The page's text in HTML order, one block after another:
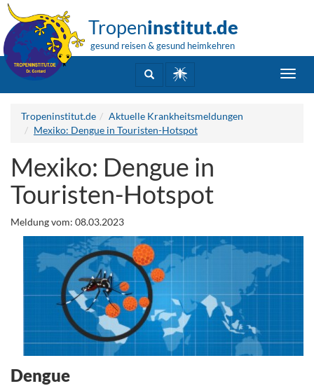
Tropeninstitut.de
gesund reisen & gesund heimkehren
Tropeninstitut.de
Aktuelle Krankheitsmeldungen
Mexiko: Dengue in Touristen-Hotspot
Mexiko: Dengue in
Touristen-Hotspot
Meldung vom: 08.03.2023
Dengue